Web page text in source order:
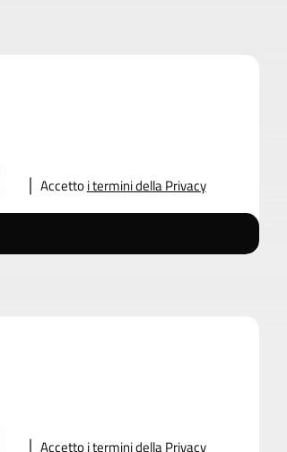
Accettoi termini della Privacy
Accettoi termini della Privacy